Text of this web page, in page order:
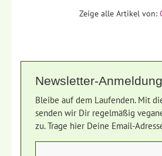
Zeige alle Artikel von:
Newsletter-Anmeldung
Bleibe auf dem Laufenden. Mit
senden wir Dir regelmäßig
zu. Trage hier Deine Email-